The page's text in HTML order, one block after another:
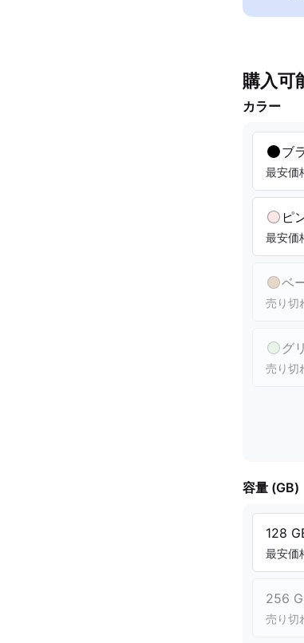
購入可
カラー
ブ
最安価
ピ
最安
ベ
売り切
グ
売り切
容量 (GB)
128
最安価
256
売り切